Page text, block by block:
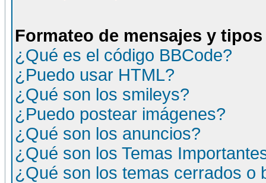
Formateo de mensajes y
¿Qué es el código BBCode?
¿Puedo usar HTML?
¿Qué son los smileys?
¿Puedo postear imágenes?
¿Qué son los anuncios?
¿Qué son los Temas
¿Qué son los temas cerrados o